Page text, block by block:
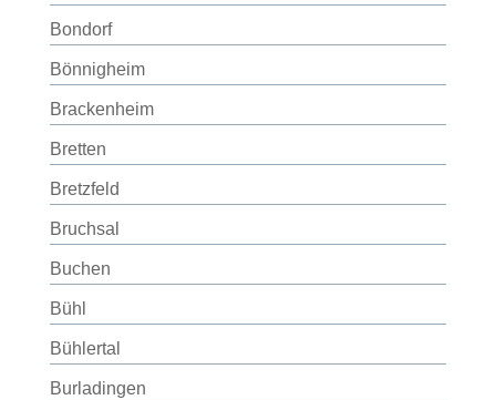
Bondorf
Bönnigheim
Brackenheim
Bretten
Bretzfeld
Bruchsal
Buchen
Bühl
Bühlertal
Burladingen